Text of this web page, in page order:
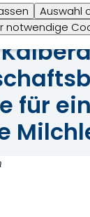
Auswahl
notwendige
für